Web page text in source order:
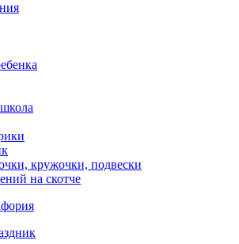
кружочки, подвески
на скотче